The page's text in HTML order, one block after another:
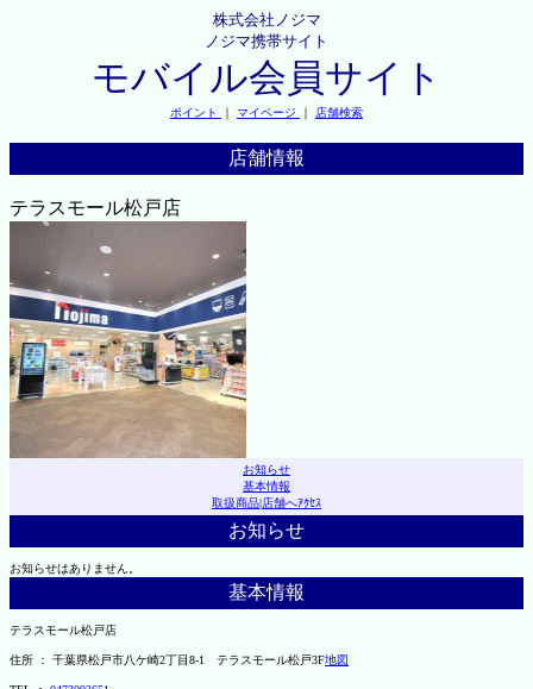
株式会社ノジマ
ノジマ携帯サイト
モバイル会員サイト
ポイント ｜ マイページ ｜ 店舗検索
店舗情報
テラスモール松戸店
お知らせ
基本情報
取扱商品|店舗へｱｸｾｽ
お知らせ
お知らせはありません。
基本情報
テラスモール松戸店
住所 ： 千葉県松戸市八ケ崎2丁目8-1 テラスモール松戸3F地図